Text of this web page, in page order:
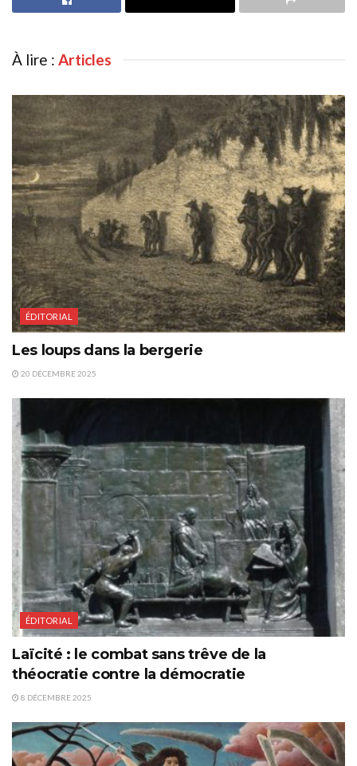
À lire : Articles
ÉDITORIAL
Les loups dans la bergerie
20 DÉCEMBRE 2025
ÉDITORIAL
Laïcité : le combat sans trêve de la
théocratie contre la démocratie
8 DÉCEMBRE 2025